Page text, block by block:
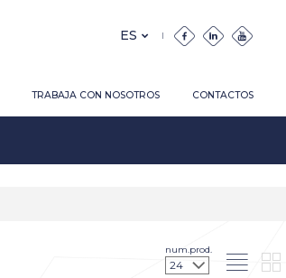
TRABAJA CON NOSOTROS CONTACTOS
num.prod.